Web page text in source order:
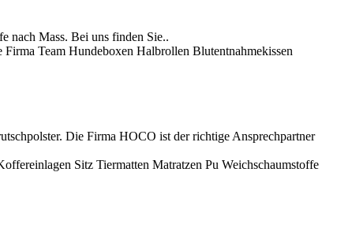
nach Mass. Bei uns finden Sie..
Team Hundeboxen Halbrollen Blutentnahmekissen
Die Firma HOCO ist der richtige Ansprechpartner
Sitz Tiermatten Matratzen Pu Weichschaumstoffe